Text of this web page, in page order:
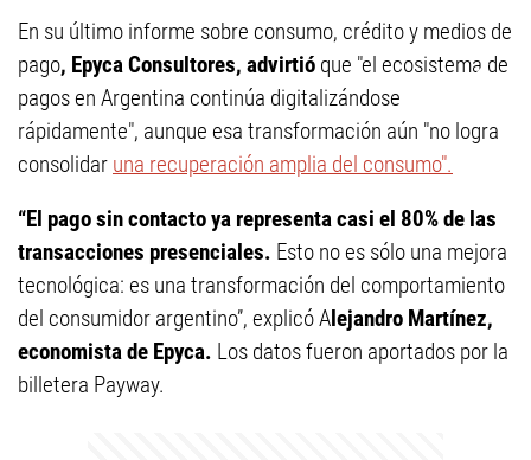
En su último informe sobre consumo, crédito y medios de
pago, Epyca Consultores, advirtió que "el ecosistema de
pagos en Argentina continúa digitalizándose
rápidamente", aunque esa transformación aún "no logra
consolidar una recuperación amplia del consumo".
“El pago sin contacto ya representa casi el 80% de las
transacciones presenciales. Esto no es sólo una mejora
tecnológica: es una transformación del comportamiento
del consumidor argentino”, explicó Alejandro Martínez,
economista de Epyca. Los datos fueron aportados por la
billetera Payway.